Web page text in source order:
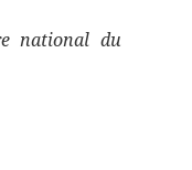
national du